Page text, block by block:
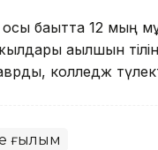
бағытта 12 мың
ағылшын
колледж
ғылым